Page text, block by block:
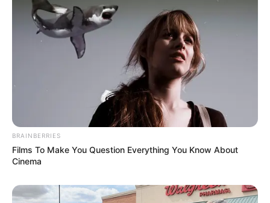
BRAINBERRIES
Films To Make You Question Everything You Know About
Cinema